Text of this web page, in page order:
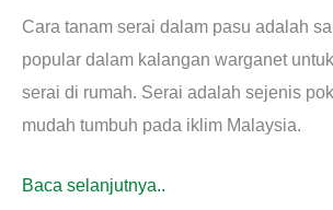
Cara tanam serai dalam pasu adalah
popular dalam kalangan warganet
serai di rumah. Serai adalah sejenis
mudah tumbuh pada iklim Malaysia.
Cara
Baca selanjutnya..